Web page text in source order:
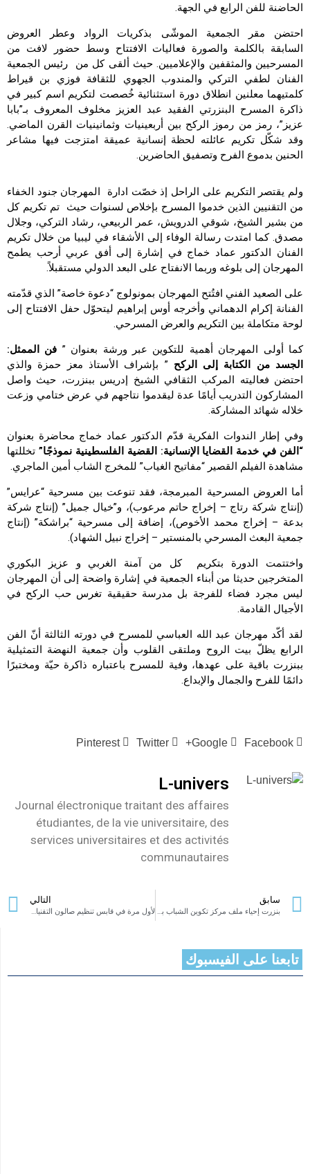
الحاضنة للفن الرابع في الجهة.
احتضن مقر الجمعية الموشّى بذكريات الرواد وعطر العروض
السابقة بالكلمة والصورة فعاليات الافتتاح وسط حضور لافت من
المسرحيين والمثقفين والإعلاميين. حيث ألقى كل من رئيس الجمعية
الفنان لطفي التركي والمندوب الجهوي للثقافة فوزي بن قيراط
كلمتيهما معلنين انطلاق دورة استثنائية خُصصت لتكريم اسم كبير في
ذاكرة المسرح البنزرتي الفقيد عبد العزيز مخلوف المعروف بـ”بابا
عزيز”، رمز من رموز الركح بين أربعينيات وثمانينيات القرن الماضي.
وقد شكّل تكريم عائلته لحظة إنسانية عميقة امتزجت فيها مشاعر
الحنين بدموع الفرح وتصفيق الحاضرين.
ولم يقتصر التكريم على الراحل إذ خصّت ادارة المهرجان جنود الخفاء
من التقنيين الذين خدموا المسرح بإخلاص لسنوات حيث تم تكريم كل
من بشير الشيخ، شوقي الدرويش، عمر الربيعي، رشاد التركي، وجلال
مصدق. كما امتدت رسالة الوفاء إلى الأشقاء في ليبيا من خلال تكريم
الفنان الدكتور عماد خماج في إشارة إلى أفق عربي أرحب يطمح
المهرجان إلى بلوغه وربما الانفتاح على البعد الدولي مستقبلاً.
على الصعيد الفني افتُتح المهرجان بمونولوج “دعوة خاصة” الذي قدّمته
الفنانة إكرام الدهماني وأخرجه أوس إبراهيم ليتحوّل حفل الافتتاح إلى
لوحة متكاملة بين التكريم والعرض المسرحي.
كما أولى المهرجان أهمية للتكوين عبر ورشة بعنوان ” فن الممثل:
الجسد من الكتابة إلى الركح ” بإشراف الأستاذ معز حمزة والذي
احتضن فعاليته المركب الثقافي الشيخ إدريس ببنزرت، حيث واصل
المشاركون التدريب أيامًا عدة ليقدموا نتاجهم في عرض ختامي وزعت
خلاله شهائد المشاركة.
وفي إطار الندوات الفكرية قدّم الدكتور عماد خماج محاضرة بعنوان
“الفن في خدمة القضايا الإنسانية: القضية الفلسطينية نموذجًا” تخللتها
مشاهدة الفيلم القصير “مفاتيح الغياب” للمخرج الشاب أمين الماجري.
أما العروض المسرحية المبرمجة، فقد تنوعت بين مسرحية “عرايس”
(إنتاج شركة رتاج – إخراج حاتم مرعوب)، و”خيال جميل” (إنتاج شركة
بدعة – إخراج محمد الأخوص)، إضافة إلى مسرحية “براشكة” (إنتاج
جمعية البعث المسرحي بالمنستير – إخراج نبيل الشهاد).
واختتمت الدورة بتكريم كل من آمنة الغربي و عزيز البكوري
المتخرجين حديثا من أبناء الجمعية في إشارة واضحة إلى أن المهرجان
ليس مجرد فضاء للفرجة بل مدرسة حقيقية تغرس حب الركح في
الأجيال القادمة.
لقد أكّد مهرجان عبد الله العباسي للمسرح في دورته الثالثة أنّ الفن
الرابع يظلّ بيت الروح وملتقى القلوب وأن جمعية النهضة التمثيلية
ببنزرت باقية على عهدها، وفية للمسرح باعتباره ذاكرة حيّة ومختبرًا
دائمًا للفرح والجمال والإبداع.
Facebook
Google+
Twitter
Pinterest
L-univers
Journal électronique traitant des affaires
étudiantes, de la vie universitaire, des
services universitaires et des activités
communautaires
سابق
بنزرت إحياء ملف مركز تكوين الشباب بالناظور من جديد ودعوات إلى رئيس الجمهورية لإنقاذ معلم شبابي تحوّل إلى “خربة”
التالي
لأول مرة في قابس تنظيم صالون التقنيات الزراعية الحديثة والتكنولوجيات المائية Innov Agri Water Expo 2025
تابعنا على الفيسبوك